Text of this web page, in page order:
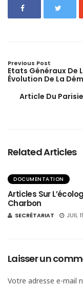
Previous Post
Etats Généraux De
Évolution De La
Article Du
Related Articles
DOCUMENTATION
Articles Sur
Charbon
SECRÉTARIAT JUIL
Laisser un
Votre adresse e-mail